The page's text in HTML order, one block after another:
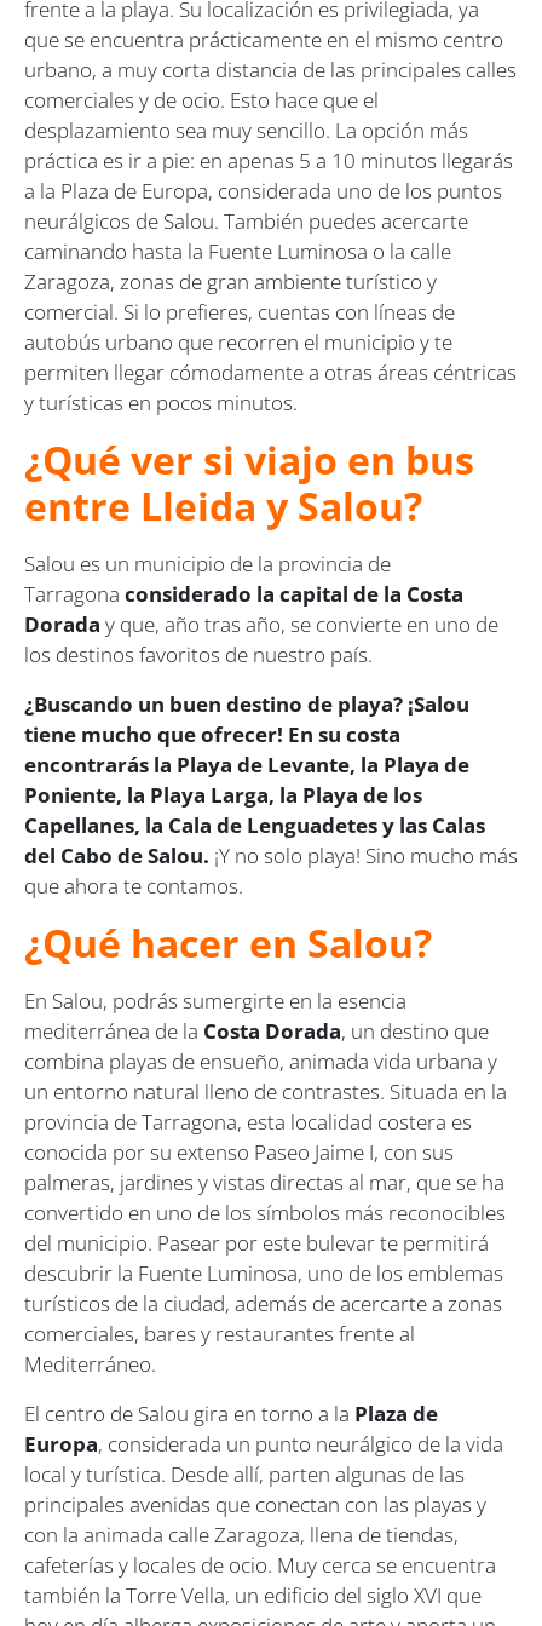
frente a la playa. Su localización es privilegiada, ya
que se encuentra prácticamente en el mismo centro
urbano, a muy corta distancia de las principales calles
comerciales y de ocio. Esto hace que el
desplazamiento sea muy sencillo. La opción más
práctica es ir a pie: en apenas 5 a 10 minutos llegarás
a la Plaza de Europa, considerada uno de los puntos
neurálgicos de Salou. También puedes acercarte
caminando hasta la Fuente Luminosa o la calle
Zaragoza, zonas de gran ambiente turístico y
comercial. Si lo prefieres, cuentas con líneas de
autobús urbano que recorren el municipio y te
permiten llegar cómodamente a otras áreas céntricas
y turísticas en pocos minutos.
¿Qué ver si viajo en bus
entre Lleida y Salou?
Salou es un municipio de la provincia de
Tarragona considerado la capital de la Costa
Dorada y que, año tras año, se convierte en uno de
los destinos favoritos de nuestro país.
¿Buscando un buen destino de playa? ¡Salou
tiene mucho que ofrecer! En su costa
encontrarás la Playa de Levante, la Playa de
Poniente, la Playa Larga, la Playa de los
Capellanes, la Cala de Lenguadetes y las Calas
del Cabo de Salou. ¡Y no solo playa! Sino mucho más
que ahora te contamos.
¿Qué hacer en Salou?
En Salou, podrás sumergirte en la esencia
mediterránea de la Costa Dorada, un destino que
combina playas de ensueño, animada vida urbana y
un entorno natural lleno de contrastes. Situada en la
provincia de Tarragona, esta localidad costera es
conocida por su extenso Paseo Jaime I, con sus
palmeras, jardines y vistas directas al mar, que se ha
convertido en uno de los símbolos más reconocibles
del municipio. Pasear por este bulevar te permitirá
descubrir la Fuente Luminosa, uno de los emblemas
turísticos de la ciudad, además de acercarte a zonas
comerciales, bares y restaurantes frente al
Mediterráneo.
El centro de Salou gira en torno a la Plaza de
Europa, considerada un punto neurálgico de la vida
local y turística. Desde allí, parten algunas de las
principales avenidas que conectan con las playas y
con la animada calle Zaragoza, llena de tiendas,
cafeterías y locales de ocio. Muy cerca se encuentra
también la Torre Vella, un edificio del siglo XVI que